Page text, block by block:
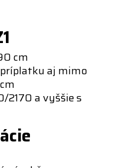
cm
príplatku aj mimo
2170 a vyššie s